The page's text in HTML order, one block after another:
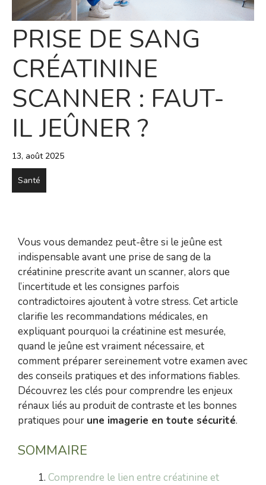
PRISE DE SANG
CRÉATININE
SCANNER : FAUT-
IL JEÛNER ?
13, août 2025
Santé
Vous vous demandez peut-être si le jeûne est
indispensable avant une prise de sang de la
créatinine prescrite avant un scanner, alors que
l’incertitude et les consignes parfois
contradictoires ajoutent à votre stress. Cet article
clarifie les recommandations médicales, en
expliquant pourquoi la créatinine est mesurée,
quand le jeûne est vraiment nécessaire, et
comment préparer sereinement votre examen avec
des conseils pratiques et des informations fiables.
Découvrez les clés pour comprendre les enjeux
rénaux liés au produit de contraste et les bonnes
pratiques pour une imagerie en toute sécurité.
SOMMAIRE
Comprendre le lien entre créatinine et